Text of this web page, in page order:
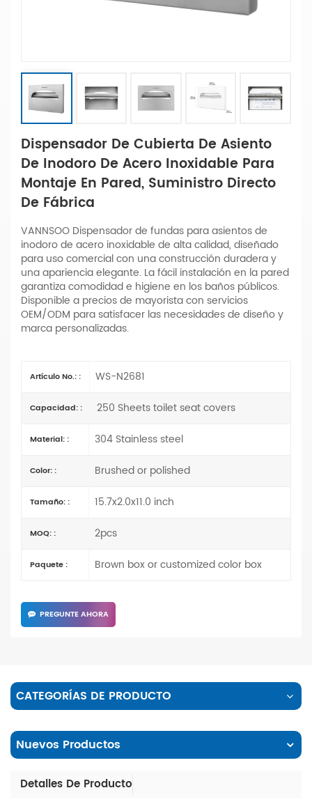
Dispensador De Cubierta De Asiento
De Inodoro De Acero Inoxidable Para
Montaje En Pared, Suministro Directo
De Fábrica
VANNSOO Dispensador de fundas para asientos de
inodoro de acero inoxidable de alta calidad, diseñado
para uso comercial con una construcción duradera y
una apariencia elegante. La fácil instalación en la pared
garantiza comodidad e higiene en los baños públicos.
Disponible a precios de mayorista con servicios
OEM/ODM para satisfacer las necesidades de diseño y
marca personalizadas.
Artículo No.: : WS-N2681
Capacidad: : 250 Sheets toilet seat covers
Material: : 304 Stainless steel
Color: : Brushed or polished
Tamaño: : 15.7x2.0x11.0 inch
MOQ: : 2pcs
Paquete : Brown box or customized color box
PREGUNTE AHORA
CATEGORÍAS DE PRODUCTO
Nuevos Productos
Detalles De Producto